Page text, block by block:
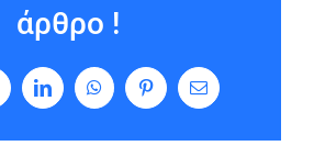
άρθρο !
LinkedInWhatsAppPinterestEmail